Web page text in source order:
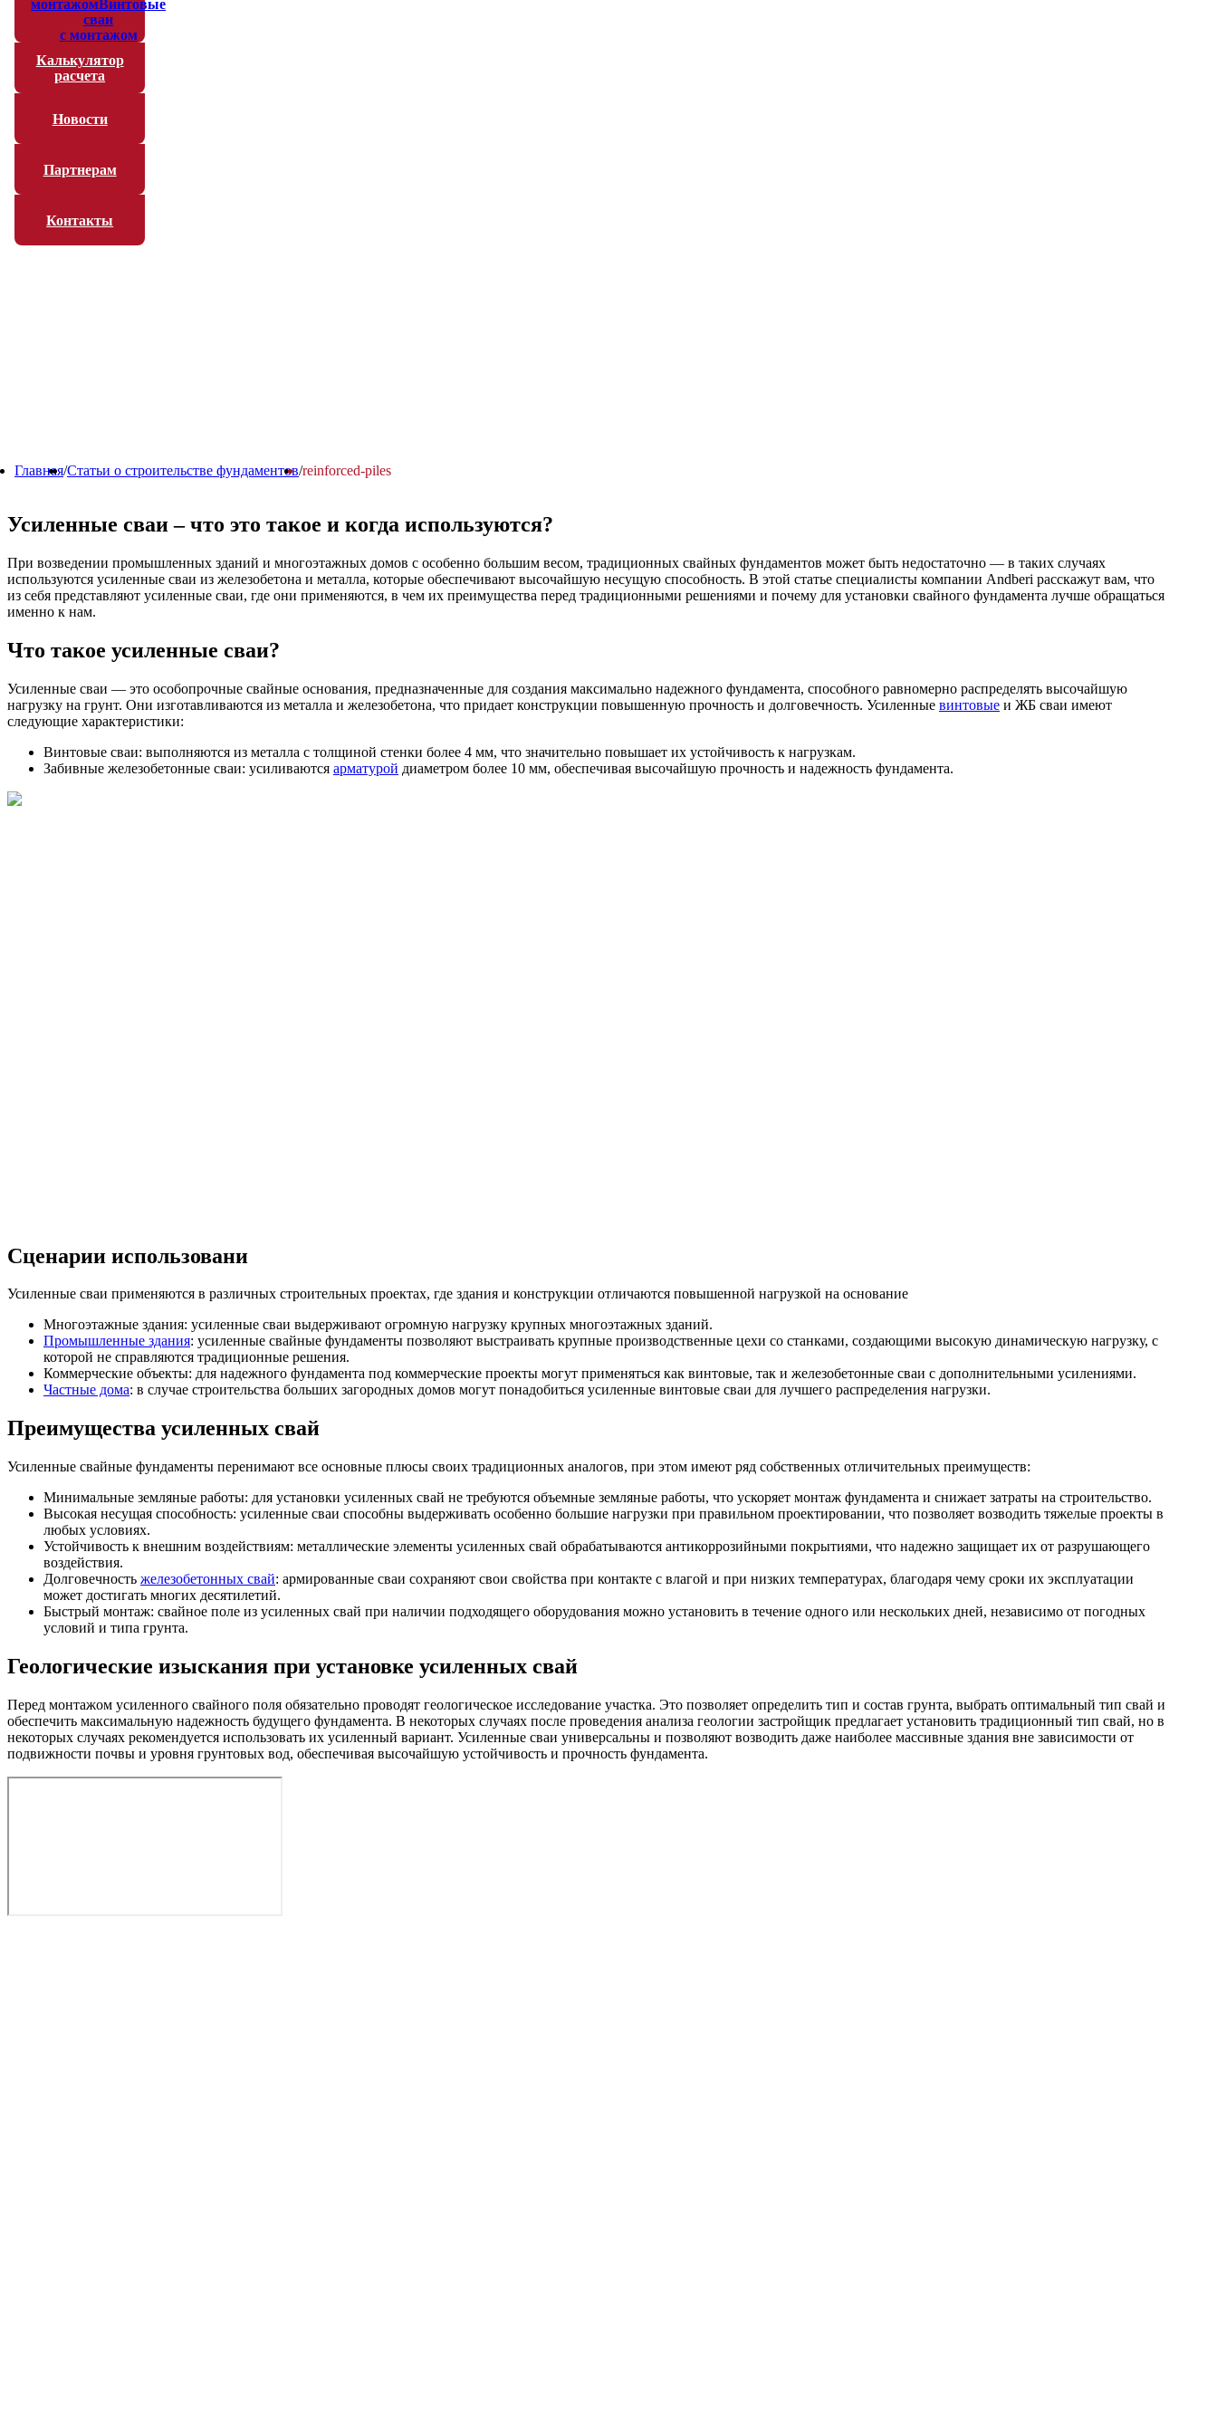
монтажомВинтовые
сваи
с монтажом
Калькулятор
расчета
Новости
Партнерам
Контакты
Главная/Статьи о строительстве фундаментов/reinforced-piles
Усиленные сваи – что это такое и когда используются?
При возведении промышленных зданий и многоэтажных домов с особенно большим весом, традиционных свайных фундаментов может быть недостаточно — в таких случаях
используются усиленные сваи из железобетона и металла, которые обеспечивают высочайшую несущую способность. В этой статье специалисты компании Andberi расскажут вам, что
из себя представляют усиленные сваи, где они применяются, в чем их преимущества перед традиционными решениями и почему для установки свайного фундамента лучше обращаться
именно к нам.
Что такое усиленные сваи?
Усиленные сваи — это особопрочные свайные основания, предназначенные для создания максимально надежного фундамента, способного равномерно распределять высочайшую
нагрузку на грунт. Они изготавливаются из металла и железобетона, что придает конструкции повышенную прочность и долговечность. Усиленные винтовые и ЖБ сваи имеют
следующие характеристики:
Винтовые сваи: выполняются из металла с толщиной стенки более 4 мм, что значительно повышает их устойчивость к нагрузкам.
Забивные железобетонные сваи: усиливаются арматурой диаметром более 10 мм, обеспечивая высочайшую прочность и надежность фундамента.
Сценарии использовани
Усиленные сваи применяются в различных строительных проектах, где здания и конструкции отличаются повышенной нагрузкой на основание
Многоэтажные здания: усиленные сваи выдерживают огромную нагрузку крупных многоэтажных зданий.
Промышленные здания: усиленные свайные фундаменты позволяют выстраивать крупные производственные цехи со станками, создающими высокую динамическую нагрузку, с
которой не справляются традиционные решения.
Коммерческие объекты: для надежного фундамента под коммерческие проекты могут применяться как винтовые, так и железобетонные сваи с дополнительными усилениями.
Частные дома: в случае строительства больших загородных домов могут понадобиться усиленные винтовые сваи для лучшего распределения нагрузки.
Преимущества усиленных свай
Усиленные свайные фундаменты перенимают все основные плюсы своих традиционных аналогов, при этом имеют ряд собственных отличительных преимуществ:
Минимальные земляные работы: для установки усиленных свай не требуются объемные земляные работы, что ускоряет монтаж фундамента и снижает затраты на строительство.
Высокая несущая способность: усиленные сваи способны выдерживать особенно большие нагрузки при правильном проектировании, что позволяет возводить тяжелые проекты в
любых условиях.
Устойчивость к внешним воздействиям: металлические элементы усиленных свай обрабатываются антикоррозийными покрытиями, что надежно защищает их от разрушающего
воздействия.
Долговечность железобетонных свай: армированные сваи сохраняют свои свойства при контакте с влагой и при низких температурах, благодаря чему сроки их эксплуатации
может достигать многих десятилетий.
Быстрый монтаж: свайное поле из усиленных свай при наличии подходящего оборудования можно установить в течение одного или нескольких дней, независимо от погодных
условий и типа грунта.
Геологические изыскания при установке усиленных свай
Перед монтажом усиленного свайного поля обязательно проводят геологическое исследование участка. Это позволяет определить тип и состав грунта, выбрать оптимальный тип свай и
обеспечить максимальную надежность будущего фундамента. В некоторых случаях после проведения анализа геологии застройщик предлагает установить традиционный тип свай, но в
некоторых случаях рекомендуется использовать их усиленный вариант. Усиленные сваи универсальны и позволяют возводить даже наиболее массивные здания вне зависимости от
подвижности почвы и уровня грунтовых вод, обеспечивая высочайшую устойчивость и прочность фундамента.